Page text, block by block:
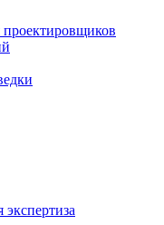
проектировщиков